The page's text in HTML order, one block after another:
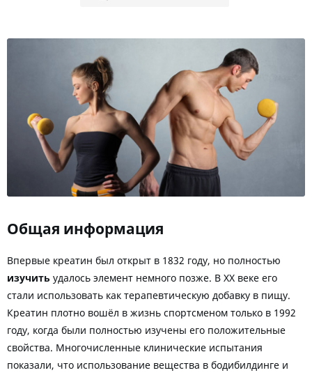
Общая информация
Впервые креатин был открыт в 1832 году, но полностью
изучить удалось элемент немного позже. В XX веке его
стали использовать как терапевтическую добавку в пищу.
Креатин плотно вошёл в жизнь спортсменом только в 1992
году, когда были полностью изучены его положительные
свойства. Многочисленные клинические испытания
показали, что использование вещества в бодибилдинге и